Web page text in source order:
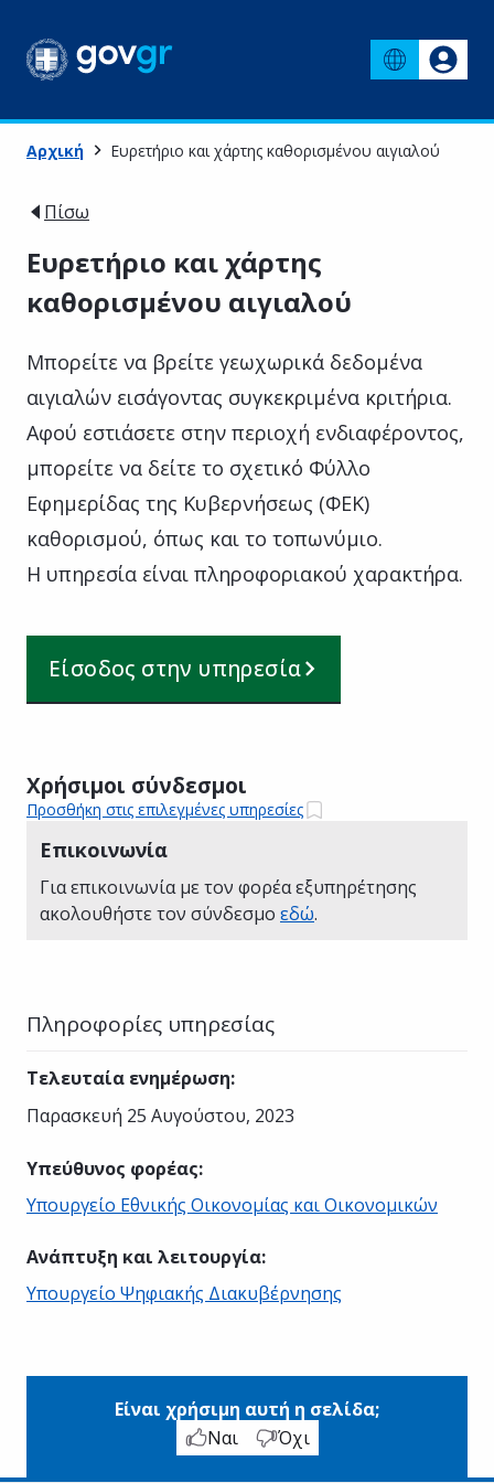
Αρχική Ευρετήριο και χάρτης καθορισμένου αιγιαλού
Πίσω
Ευρετήριο και χάρτης
καθορισμένου αιγιαλού
Μπορείτε να βρείτε γεωχωρικά δεδομένα
αιγιαλών εισάγοντας συγκεκριμένα κριτήρια.
Αφού εστιάσετε στην περιοχή ενδιαφέροντος,
μπορείτε να δείτε το σχετικό Φύλλο
Εφημερίδας της Κυβερνήσεως (ΦΕΚ)
καθορισμού, όπως και το τοπωνύμιο.
Η υπηρεσία είναι πληροφοριακού χαρακτήρα.
Είσοδος στην υπηρεσία
Χρήσιμοι σύνδεσμοι
Προσθήκη στις επιλεγμένες υπηρεσίες
Επικοινωνία
Για επικοινωνία με τον φορέα εξυπηρέτησης
ακολουθήστε τον σύνδεσμο εδώ.
Πληροφορίες υπηρεσίας
Τελευταία ενημέρωση:
Παρασκευή 25 Αυγούστου, 2023
Υπεύθυνος φορέας:
Υπουργείο Εθνικής Οικονομίας και Οικονομικών
Ανάπτυξη και λειτουργία:
Υπουργείο Ψηφιακής Διακυβέρνησης
Είναι χρήσιμη αυτή η σελίδα;
Ναι
Όχι